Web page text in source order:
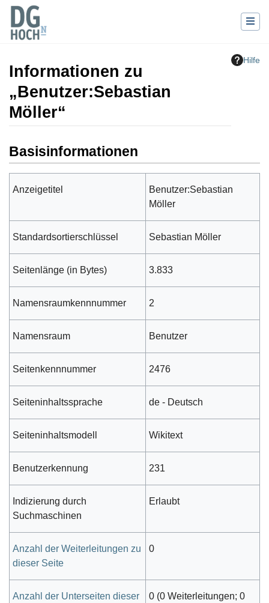
Hilfe
Informationen zu
„Benutzer:Sebastian
Möller“
Basisinformationen
Anzeigetitel
Benutzer:Sebastian
Möller
Standardsortierschlüssel Sebastian Möller
Seitenlänge (in Bytes) 3.833
Namensraumkennnummer 2
Namensraum Benutzer
Seitenkennnummer 2476
Seiteninhaltssprache de - Deutsch
Seiteninhaltsmodell Wikitext
Benutzerkennung 231
Indizierung durch
Suchmaschinen
Erlaubt
Anzahl der Weiterleitungen zu
dieser Seite
0
Anzahl der Unterseiten dieser
0 (0 Weiterleitungen; 0